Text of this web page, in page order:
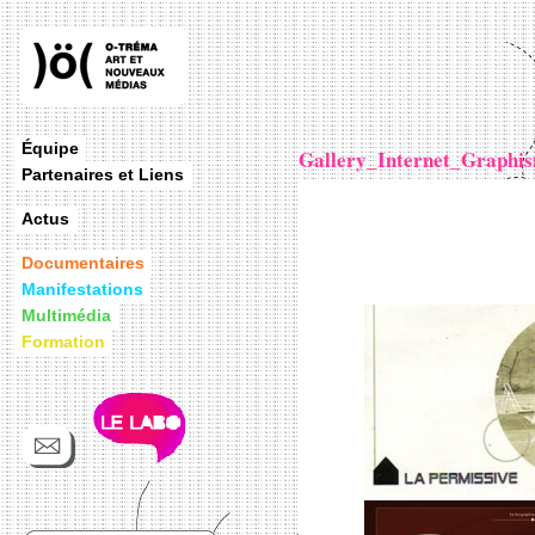
Équipe
Partenaires et Liens
Actus
Documentaires
Manifestations
Multimédia
Formation